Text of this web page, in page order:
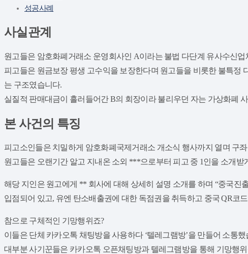
성공사례
사실관계
원고들은 암호화폐거래소 운영회사인 A이라는 불법 다단계 유사수신
피고들은 원금보장 평생 고수익을 보장한다며 원고들을 비롯한 불특정
는 구조였습니다.
실질적 판매대금이 흘러들어간 B의 회장이라 불리우던 자는 가상화폐
본 사건의 특징
피고소인들은 치밀하게 암호화폐국제거래소 개소식 행사까지 열며 구
원고들은 오랜기간 알고 지내온 소외 ***으로부터 피고 중 1인을 소개받
해당 지인은 원고에게 ** 회사에 대해 상세히 설명 소개를 하며 “중국진
입점되어 있고, 유엔 탄소배출권에 대한 독점권을 취득하고 중국 QR코
​참으로 구체적인 기망행위죠?
이들은 단체 카카오톡 채팅방을 사용하다 ‘텔레그램방’을 만들어 소통했
대부분 사기꾼들은 카카오톡 오픈채팅방과 텔레그램방을 통해 기망행